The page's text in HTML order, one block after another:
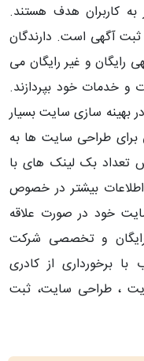
به کاربران هدف هستند.
ثبت آگهی است. دارندگان
رایگان و غیر رایگان می
و خدمات خود بپردازند.
در بهینه سازی سایت بسیار
برای طراحی سایت ها به
تعداد بک لینک های با
بیشتر در خصوص
خود در صورت علاقه
و تخصصی شرکت
با برخورداری از کادری
، طراحی سایت، ثبت